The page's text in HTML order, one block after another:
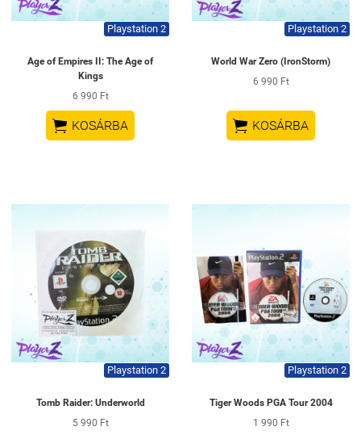
Playstation 2
Age of Empires II: The Age of
Kings
6 990 Ft
 KOSÁRBA
Playstation 2
World War Zero (IronStorm)
6 990 Ft
 KOSÁRBA
Playstation 2
Tomb Raider: Underworld
5 990 Ft
Playstation 2
Tiger Woods PGA Tour 2004
1 990 Ft